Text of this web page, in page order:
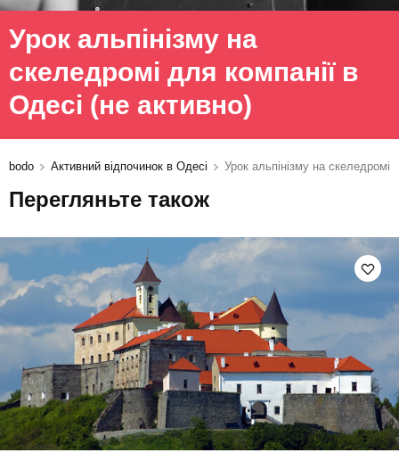
Урок альпінізму на
скеледромі для компанії в
Одесі (не активно)
bodo Активний відпочинок в Одесі Урок альпінізму на скеледромі
Перегляньте також